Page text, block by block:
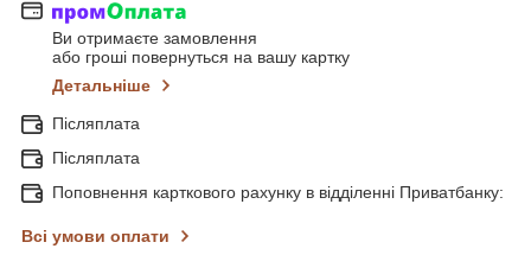
Ви отримаєте замовлення
або гроші повернуться на вашу картку
Детальніше
Післяплата
Післяплата
Поповнення карткового рахунку в відділенні Приватбанку:
Всі умови оплати